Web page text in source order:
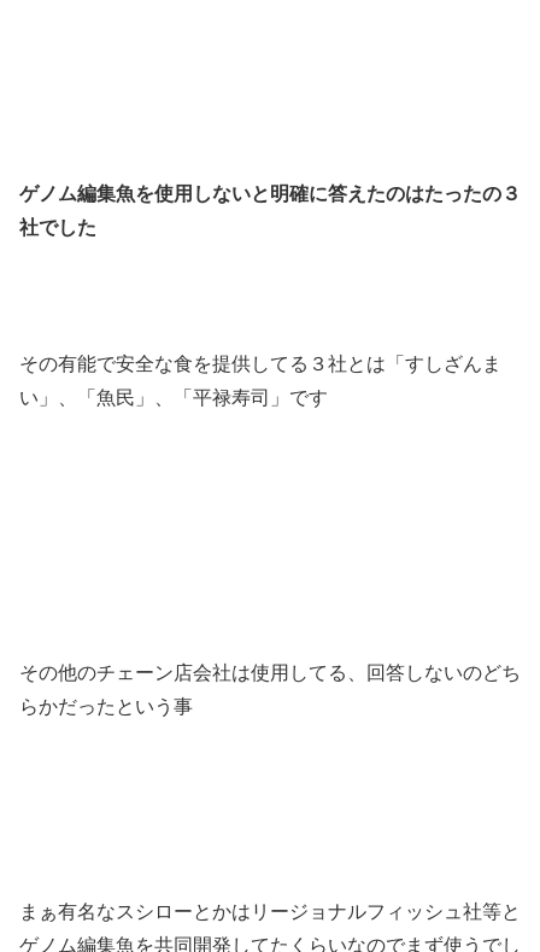
ゲノム編集魚を使用しないと明確に答えたのはたったの３
社でした
その有能で安全な食を提供してる３社とは「すしざんま
い」、「魚民」、「平禄寿司」です
その他のチェーン店会社は使用してる、回答しないのどち
らかだったという事
まぁ有名なスシローとかはリージョナルフィッシュ社等と
ゲノム編集魚を共同開発してたくらいなのでまず使うでし